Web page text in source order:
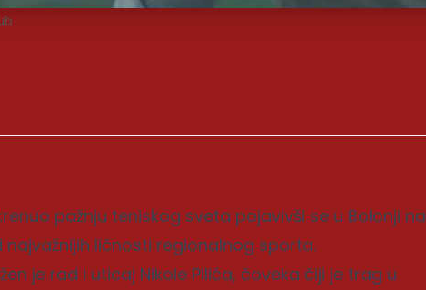
pažnju teniskog sveta pojavivši se u Bolonji na
ličnosti regionalnog sporta.
je rad i uticaj Nikole Pilića, čoveka čiji je trag u